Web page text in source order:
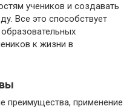
учеников и создавать
Все это способствует
к жизни в
преимущества, применение